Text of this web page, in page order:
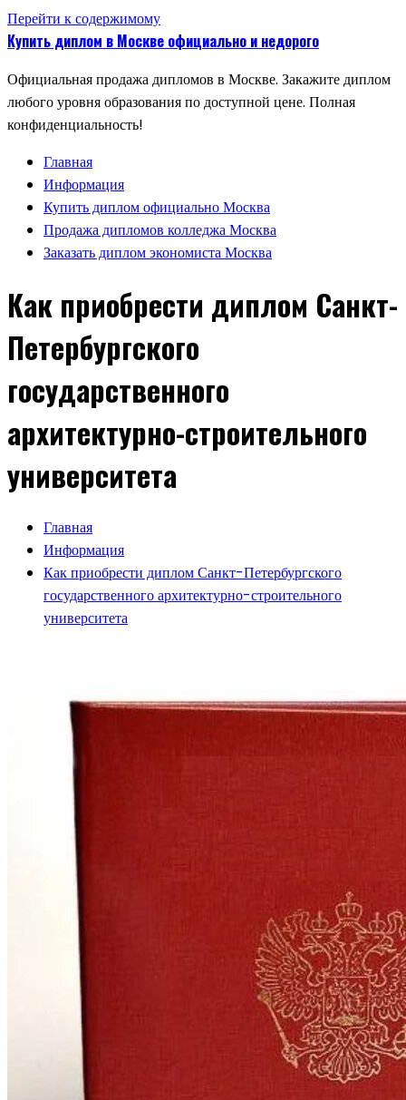
Перейти к содержимому
Купить диплом в Москве официально и недорого
Официальная продажа дипломов в Москве. Закажите диплом
любого уровня образования по доступной цене. Полная
конфиденциальность!
Главная
Информация
Купить диплом официально Москва
Продажа дипломов колледжа Москва
Заказать диплом экономиста Москва
Как приобрести диплом Санкт-
Петербургского
государственного
архитектурно-строительного
университета
Главная
Информация
Как приобрести диплом Санкт-Петербургского
государственного архитектурно-строительного
университета